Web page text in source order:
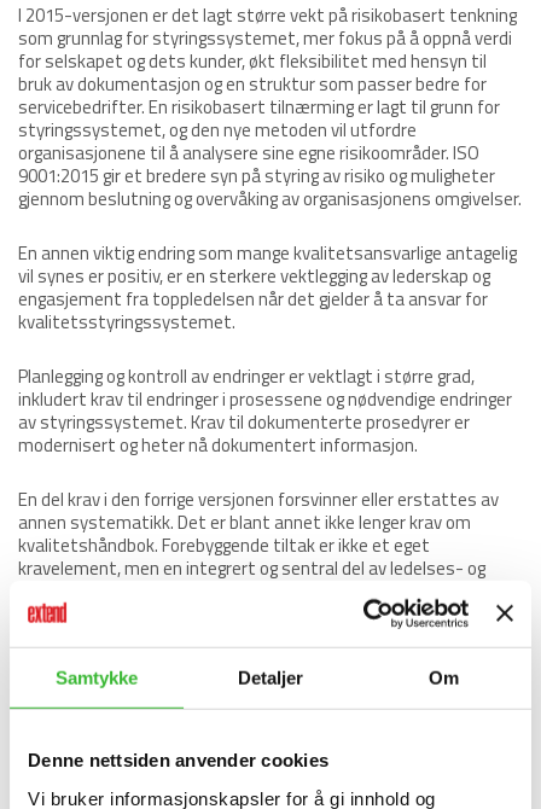
Samtykke Detaljer Om
Denne nettsiden anvender cookies
Vi bruker informasjonskapsler for å gi innhold og
I 2015-versjonen er det lagt større vekt på risikobasert tenkning
som grunnlag for styringssystemet, mer fokus på å oppnå verdi
for selskapet og dets kunder, økt fleksibilitet med hensyn til
bruk av dokumentasjon og en struktur som passer bedre for
servicebedrifter. En risikobasert tilnærming er lagt til grunn for
styringssystemet, og den nye metoden vil utfordre
organisasjonene til å analysere sine egne risikoområder. ISO
9001:2015 gir et bredere syn på styring av risiko og muligheter
gjennom beslutning og overvåking av organisasjonens omgivelser.
En annen viktig endring som mange kvalitetsansvarlige antagelig
vil synes er positiv, er en sterkere vektlegging av lederskap og
engasjement fra toppledelsen når det gjelder å ta ansvar for
kvalitetsstyringssystemet.
Planlegging og kontroll av endringer er vektlagt i større grad,
inkludert krav til endringer i prosessene og nødvendige endringer
av styringssystemet. Krav til dokumenterte prosedyrer er
modernisert og heter nå dokumentert informasjon.
En del krav i den forrige versjonen forsvinner eller erstattes av
annen systematikk. Det er blant annet ikke lenger krav om
kvalitetshåndbok. Forebyggende tiltak er ikke et eget
kravelement, men en integrert og sentral del av ledelses- og
risikostyringen. I tillegg faller rollen som ledelsens representant
bort med forsterket ledelsesengasjement.
I fremtiden vil alle kvalitetssystemstandarder bruke en
OHSAS 18001 standarder også vil bli revidert i samsvar med
samme struktur.
EQS støtter ISO-sertifisering, og vil bli videreutviklet i takt med
endringene som skjer i standardene. Du skal kunne være sikker